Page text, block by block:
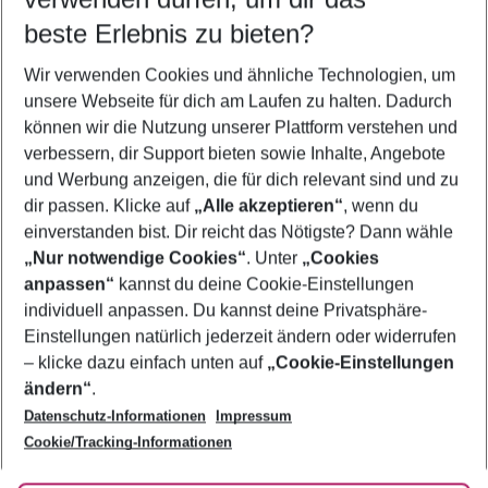
5-8 Nächte
2 Erwachsene Keine Kinder
Mehr Filter anzeigen
Footer
Footer navigation
Über uns
AGB
Bestpreisgarantie
Cookie-Einstellungen ändern
Cookie-Richtlinie
Agenturbetreuung
Barrierefreies Reisen
Folge uns
beste Erlebnis zu bieten?
Wir verwenden Cookies und ähnliche Technologien, um
unsere Webseite für dich am Laufen zu halten. Dadurch
können wir die Nutzung unserer Plattform verstehen und
verbessern, dir Support bieten sowie Inhalte, Angebote
und Werbung anzeigen, die für dich relevant sind und zu
dir passen. Klicke auf „Alle akzeptieren“, wenn du
einverstanden bist. Dir reicht das Nötigste? Dann wähle
„Nur notwendige Cookies“. Unter „Cookies
anpassen“ kannst du deine Cookie-Einstellungen
individuell anpassen. Du kannst deine Privatsphäre-
Einstellungen natürlich jederzeit ändern oder widerrufen
– klicke dazu einfach unten auf „Cookie-Einstellungen
ändern“.
Datenschutz-Informationen
Impressum
Cookie/Tracking-Informationen